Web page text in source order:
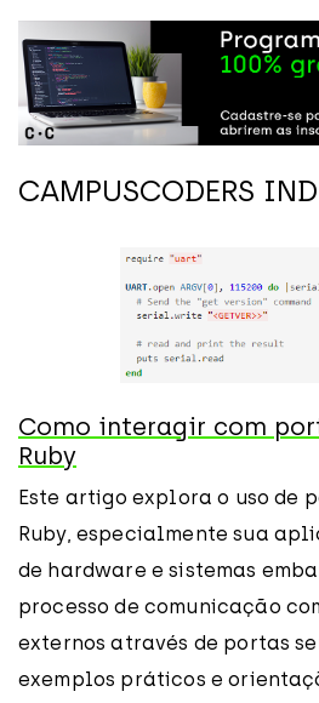
CAMPUSCODERS
Como interagir com
Ruby
Este artigo explora o uso de
Ruby, especialmente sua
de hardware e sistemas
processo de comunicação
externos através de portas
exemplos práticos e